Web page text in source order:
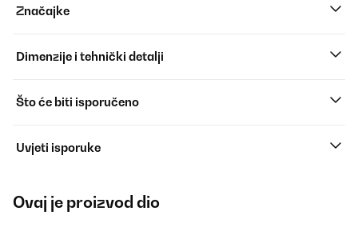
Značajke
Dimenzije i tehnički detalji
Što će biti isporučeno
Uvjeti isporuke
Ovaj je proizvod dio